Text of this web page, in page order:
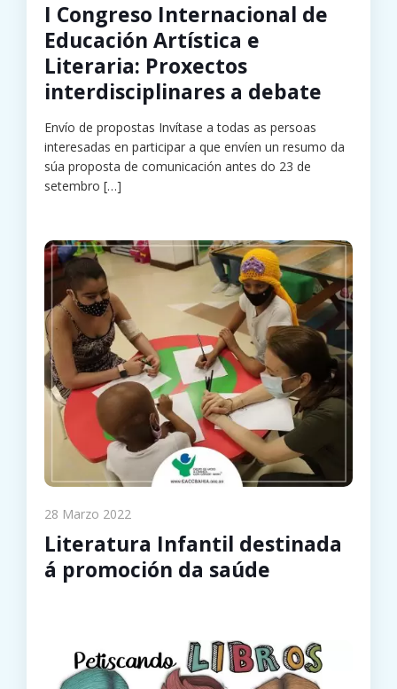
I Congreso Internacional de
Educación Artística e
Literaria: Proxectos
interdisciplinares a debate
Envío de propostas Invítase a todas as persoas
interesadas en participar a que envíen un resumo da
súa proposta de comunicación antes do 23 de
setembro […]
28 Marzo 2022
Literatura Infantil destinada
á promoción da saúde